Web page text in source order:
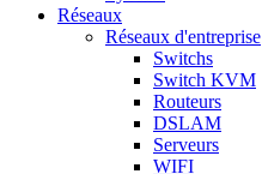
Réseaux
Réseaux d'entreprise
Switchs
Switch KVM
Routeurs
DSLAM
Serveurs
WIFI